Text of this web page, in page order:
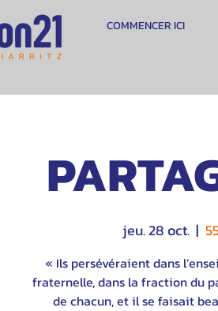
COMMENCER ICI
jeu. 28 oct.
  |
« Ils persévéraient dans
fraternelle, dans la fraction du
de chacun, et il se faisait